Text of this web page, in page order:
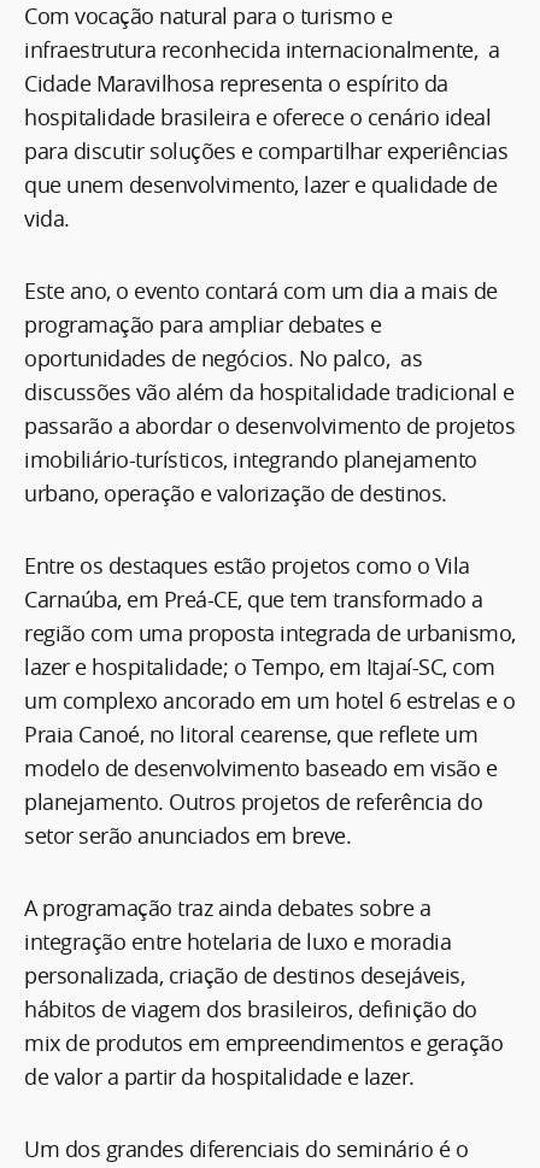
Com vocação natural para o turismo e
infraestrutura reconhecida internacionalmente, a
Cidade Maravilhosa representa o espírito da
hospitalidade brasileira e oferece o cenário ideal
para discutir soluções e compartilhar experiências
que unem desenvolvimento, lazer e qualidade de
vida.
Este ano, o evento contará com um dia a mais de
programação para ampliar debates e
oportunidades de negócios. No palco, as
discussões vão além da hospitalidade tradicional e
passarão a abordar o desenvolvimento de projetos
imobiliário-turísticos, integrando planejamento
urbano, operação e valorização de destinos.
Entre os destaques estão projetos como o Vila
Carnaúba, em Preá-CE, que tem transformado a
região com uma proposta integrada de urbanismo,
lazer e hospitalidade; o Tempo, em Itajaí-SC, com
um complexo ancorado em um hotel 6 estrelas e o
Praia Canoé, no litoral cearense, que reflete um
modelo de desenvolvimento baseado em visão e
planejamento. Outros projetos de referência do
setor serão anunciados em breve.
A programação traz ainda debates sobre a
integração entre hotelaria de luxo e moradia
personalizada, criação de destinos desejáveis,
hábitos de viagem dos brasileiros, definição do
mix de produtos em empreendimentos e geração
de valor a partir da hospitalidade e lazer.
Um dos grandes diferenciais do seminário é o